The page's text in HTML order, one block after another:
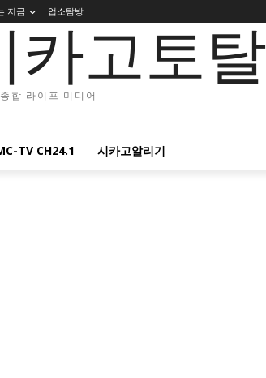
지금 업소탐방
카고토탈
합 라이프 미디어
TV CH24.1 시카고알리기